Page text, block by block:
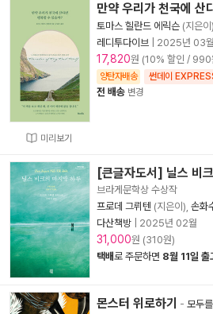
미리보기
만약 우리가 천국에 산
토마스 힐란드 에릭슨 (지은이),
레디투다이브
2025년 03월
17,820원 (10% 할인 / 990
양탄자배송 썬데이
전 배송 변경
[큰글자도서] 닐스 비
브라게문학상 수상작
프로데 그뤼텐 (지은이), 손화
다산책방
2025년 02월
31,000원 (310원)
택배로 주문하면 8월 11일 출
몬스터 위로하기 - 모두